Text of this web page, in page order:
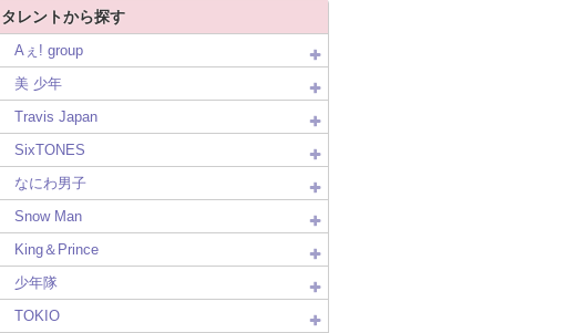
タレントから探す
Aぇ! group
美 少年
Travis Japan
SixTONES
なにわ男子
Snow Man
King＆Prince
少年隊
TOKIO